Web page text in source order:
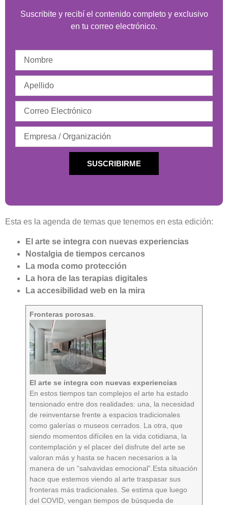
Suscribite y recibí el contenido completo y exclusivo
en tu correo electrónico.
SUSCRIBIRME
Esta es la agenda de temas que tenemos en esta edición:
El arte se integra con nuevas experiencias
Nostalgia de tiempos cercanos
La moda como protección
La hora de las terapias digitales
La accesibilidad web en la mira
Fronteras porosas
El arte se integra con nuevas experiencias
En estos tiempos tan complejos el arte ha estado
tensionado entre dos realidades: una, la necesidad
de reinventarse frente a espacios tradicionales
como galerías o museos cerrados. La otra, que
siendo momentos difíciles en la vida cotidiana, la
contemplación y el placer del disfrute del arte se
valoran más y hasta se hacen necesarios a la
manera de un “salvavidas emocional”.Esta situación
hace que estemos viendo al arte traspasar sus
fronteras más tradicionales. Se estima que luego
del COVID, vengan tiempos de búsqueda de